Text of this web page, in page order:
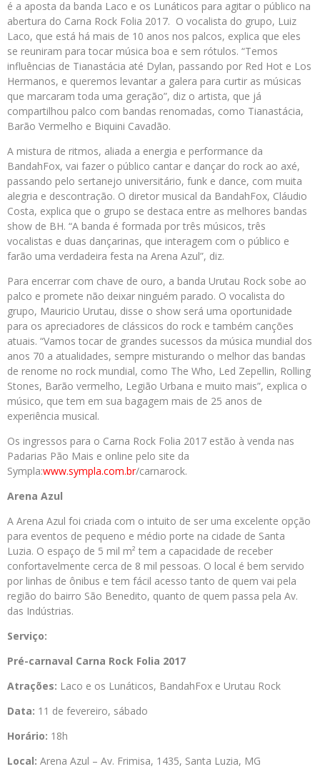
é a aposta da banda Laco e os Lunáticos para agitar o público na
abertura do Carna Rock Folia 2017. O vocalista do grupo, Luiz
Laco, que está há mais de 10 anos nos palcos, explica que eles
se reuniram para tocar música boa e sem rótulos. “Temos
influências de Tianastácia até Dylan, passando por Red Hot e Los
Hermanos, e queremos levantar a galera para curtir as músicas
que marcaram toda uma geração”, diz o artista, que já
compartilhou palco com bandas renomadas, como Tianastácia,
Barão Vermelho e Biquini Cavadão.
A mistura de ritmos, aliada a energia e performance da
BandahFox, vai fazer o público cantar e dançar do rock ao axé,
passando pelo sertanejo universitário, funk e dance, com muita
alegria e descontração. O diretor musical da BandahFox, Cláudio
Costa, explica que o grupo se destaca entre as melhores bandas
show de BH. “A banda é formada por três músicos, três
vocalistas e duas dançarinas, que interagem com o público e
farão uma verdadeira festa na Arena Azul”, diz.
Para encerrar com chave de ouro, a banda Urutau Rock sobe ao
palco e promete não deixar ninguém parado. O vocalista do
grupo, Mauricio Urutau, disse o show será uma oportunidade
para os apreciadores de clássicos do rock e também canções
atuais. “Vamos tocar de grandes sucessos da música mundial dos
anos 70 a atualidades, sempre misturando o melhor das bandas
de renome no rock mundial, como The Who, Led Zepellin, Rolling
Stones, Barão vermelho, Legião Urbana e muito mais”, explica o
músico, que tem em sua bagagem mais de 25 anos de
experiência musical.
Os ingressos para o Carna Rock Folia 2017 estão à venda nas
Padarias Pão Mais e online pelo site da
Sympla:www.sympla.com.br/carnarock.
Arena Azul
A Arena Azul foi criada com o intuito de ser uma excelente opção
para eventos de pequeno e médio porte na cidade de Santa
Luzia. O espaço de 5 mil m² tem a capacidade de receber
confortavelmente cerca de 8 mil pessoas. O local é bem servido
por linhas de ônibus e tem fácil acesso tanto de quem vai pela
região do bairro São Benedito, quanto de quem passa pela Av.
das Indústrias.
Serviço:
Pré-carnaval Carna Rock Folia 2017
Atrações: Laco e os Lunáticos, BandahFox e Urutau Rock
Data: 11 de fevereiro, sábado
Horário: 18h
Local: Arena Azul – Av. Frimisa, 1435, Santa Luzia, MG